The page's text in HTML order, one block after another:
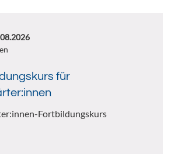
für
Fortbildungskurs